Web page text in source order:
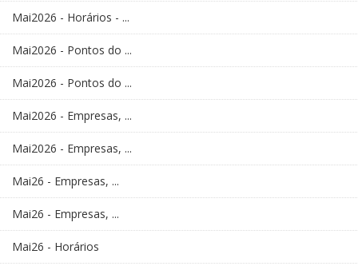
Mai2026 - Horários - ...
Mai2026 - Pontos do ...
Mai2026 - Pontos do ...
Mai2026 - Empresas, ...
Mai2026 - Empresas, ...
Mai26 - Empresas, ...
Mai26 - Empresas, ...
Mai26 - Horários